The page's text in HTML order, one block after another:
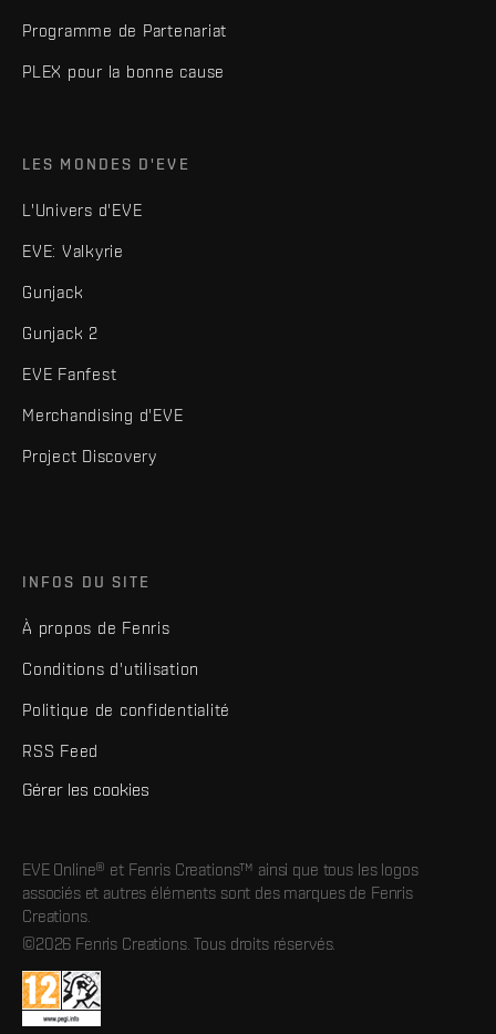
Programme de Partenariat
PLEX pour la bonne cause
LES MONDES D'EVE
L'Univers d'EVE
EVE: Valkyrie
Gunjack
Gunjack 2
EVE Fanfest
Merchandising d'EVE
Project Discovery
INFOS DU SITE
À propos de Fenris
Conditions d'utilisation
Politique de confidentialité
RSS Feed
Gérer les cookies
EVE Online® et Fenris Creations™ ainsi que tous les logos
associés et autres éléments sont des marques de Fenris
Creations.
©2026 Fenris Creations. Tous droits réservés.